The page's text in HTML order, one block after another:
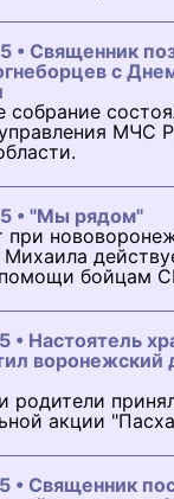
• Священник
с
собрание
МЧС
• "Мы рядом"
при
бойцам
• Настоятель
воронежский
родители
акции
• Священник